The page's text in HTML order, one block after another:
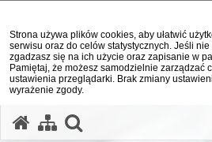
Strona używa plików cookies, aby ułatwić
serwisu oraz do celów statystycznych. Jeśli
zgadzasz się na ich użycie oraz zapisanie w
Pamiętaj, że możesz samodzielnie zarządzać
ustawienia przeglądarki. Brak zmiany
wyrażenie zgody.